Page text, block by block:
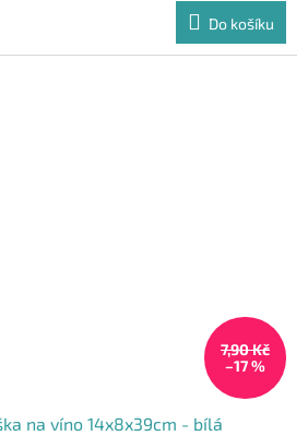
Do košíku
7,90 Kč
–17 %
na víno 14x8x39cm - bílá